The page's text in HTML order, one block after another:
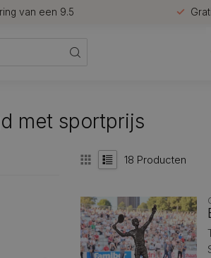
van een 9.5
met sportprijs
18 Producten